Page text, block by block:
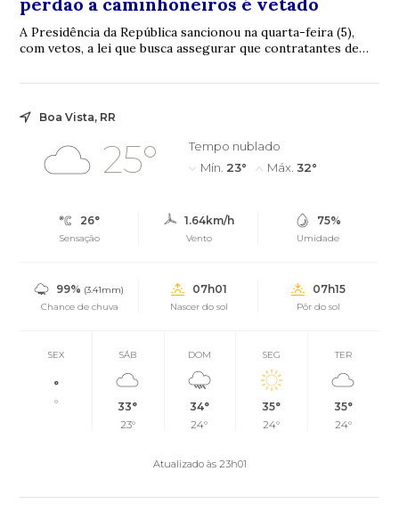
A Presidência da República sancionou na quarta-feira (5),
com vetos, a lei que busca assegurar que contratantes de
Boa Vista, RR
25°
Tempo nublado
Mín. 23° Máx. 32°
26°
Sensação
1.64km/h
Vento
75%
Umidade
99% (3.41mm)
Chance de chuva
07h01
Nascer do sol
07h15
Pôr do sol
SEX
°
°
SÁB
33°
23°
DOM
34°
24°
SEG
35°
24°
TER
35°
24°
Atualizado às 23h01